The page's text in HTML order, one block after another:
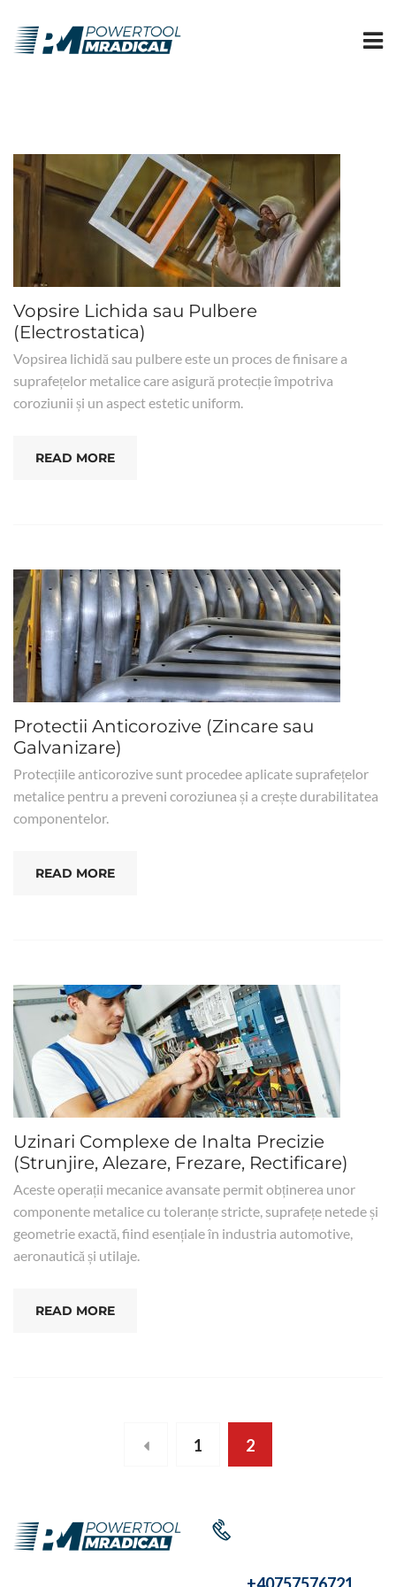
Vopsire Lichida sau Pulbere
(Electrostatica)
Vopsirea lichidă sau pulbere este un proces de finisare a
suprafețelor metalice care asigură protecție împotriva
coroziunii și un aspect estetic uniform.
READ MORE
Protectii Anticorozive (Zincare sau
Galvanizare)
Protecțiile anticorozive sunt procedee aplicate suprafețelor
metalice pentru a preveni coroziunea și a crește durabilitatea
componentelor.
READ MORE
Uzinari Complexe de Inalta Precizie
(Strunjire, Alezare, Frezare, Rectificare)
Aceste operații mecanice avansate permit obținerea unor
componente metalice cu toleranțe stricte, suprafețe netede și
geometrie exactă, fiind esențiale în industria automotive,
aeronautică și utilaje.
READ MORE
1 2